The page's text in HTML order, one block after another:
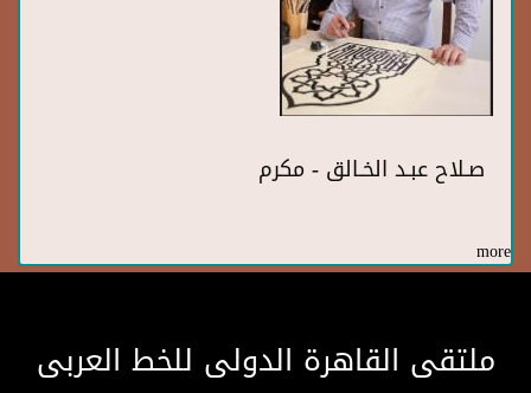
صـلاح عبـد الخـالق - مكرم
more
ملتقى القاهرة الدولى للخط العربى